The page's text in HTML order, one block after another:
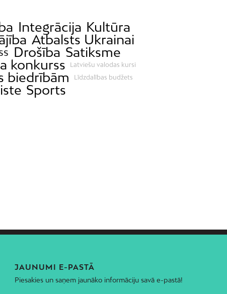
Integrācija Kultūra
Atbalsts Ukrainai
Drošība Satiksme
konkurss Latviešu valodas kursi
biedrībām Līdzdalības budžets
Sports
JAUNUMI E-PASTĀ
Piesakies un saņem jaunāko informāciju savā e-pastā!